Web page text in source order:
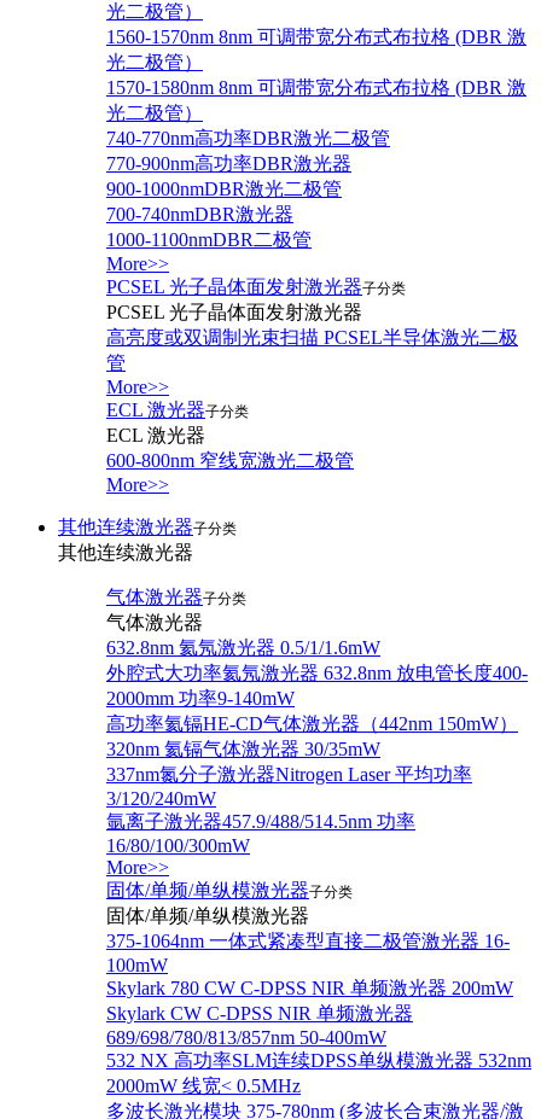
光二极管）
1560-1570nm 8nm 可调带宽分布式布拉格 (DBR 激
光二极管）
1570-1580nm 8nm 可调带宽分布式布拉格 (DBR 激
光二极管）
740-770nm高功率DBR激光二极管
770-900nm高功率DBR激光器
900-1000nmDBR激光二极管
700-740nmDBR激光器
1000-1100nmDBR二极管
More>>
PCSEL 光子晶体面发射激光器子分类
PCSEL 光子晶体面发射激光器
高亮度或双调制光束扫描 PCSEL半导体激光二极
管
More>>
ECL 激光器子分类
ECL 激光器
600-800nm 窄线宽激光二极管
More>>
其他连续激光器子分类
其他连续激光器
气体激光器子分类
气体激光器
632.8nm 氦氖激光器 0.5/1/1.6mW
外腔式大功率氦氖激光器 632.8nm 放电管长度400-
2000mm 功率9-140mW
高功率氦镉HE-CD气体激光器（442nm 150mW）
320nm 氦镉气体激光器 30/35mW
337nm氮分子激光器Nitrogen Laser 平均功率
3/120/240mW
氩离子激光器457.9/488/514.5nm 功率
16/80/100/300mW
More>>
固体/单频/单纵模激光器子分类
固体/单频/单纵模激光器
375-1064nm 一体式紧凑型直接二极管激光器 16-
100mW
Skylark 780 CW C-DPSS NIR 单频激光器 200mW
Skylark CW C-DPSS NIR 单频激光器
689/698/780/813/857nm 50-400mW
532 NX 高功率SLM连续DPSS单纵模激光器 532nm
2000mW 线宽< 0.5MHz
多波长激光模块 375-780nm (多波长合束激光器/激